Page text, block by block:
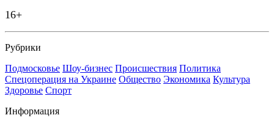
16+
Рубрики
Подмосковье Шоу-бизнес Происшествия Политика
Спецоперация на Украине Общество Экономика Культура
Здоровье Спорт
Информация